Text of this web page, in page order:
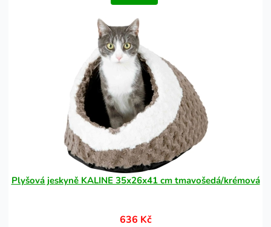
Plyšová jeskyně KALINE 35x26x41 cm tmavošedá/krémová
636 Kč